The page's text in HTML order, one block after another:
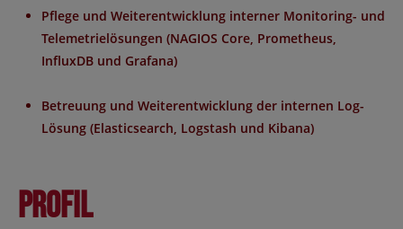
Pflege und Weiterentwicklung interner Monitoring- und
Telemetrielösungen (NAGIOS Core, Prometheus,
InfluxDB und Grafana)
Betreuung und Weiterentwicklung der internen Log-
Lösung (Elasticsearch, Logstash und Kibana)
Profil